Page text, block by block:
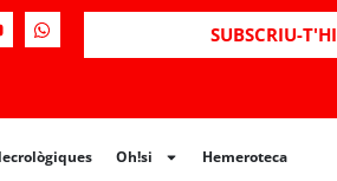
SUBSCRIU-T'HI
Oh!si Hemeroteca
Hemeroteca